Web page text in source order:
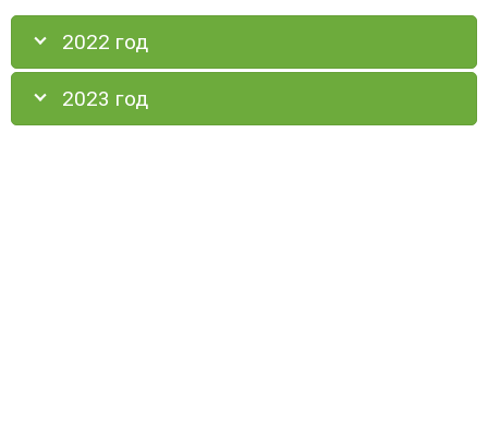
2022 год
2023 год